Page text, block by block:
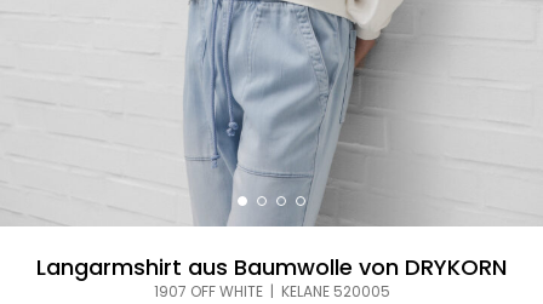
Langarmshirt aus Baumwolle von DRYKORN
1907 OFF WHITE | KELANE 520005